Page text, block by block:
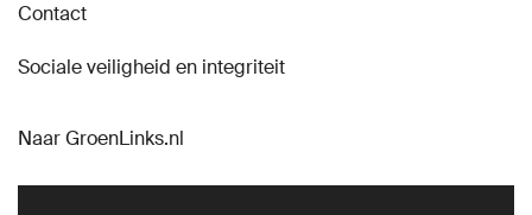
Contact
Sociale veiligheid en integriteit
Naar GroenLinks.nl